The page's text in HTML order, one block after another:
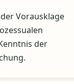
Vorausklage
der